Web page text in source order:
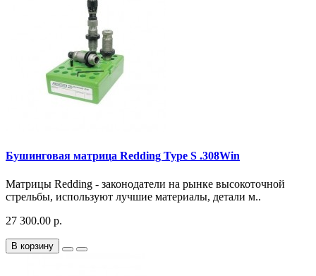
Бушинговая матрица Redding Type S .308Win
Матрицы Redding - законодатели на рынке высокоточной
стрельбы, используют лучшие материалы, детали м..
27 300.00 р.
В корзину